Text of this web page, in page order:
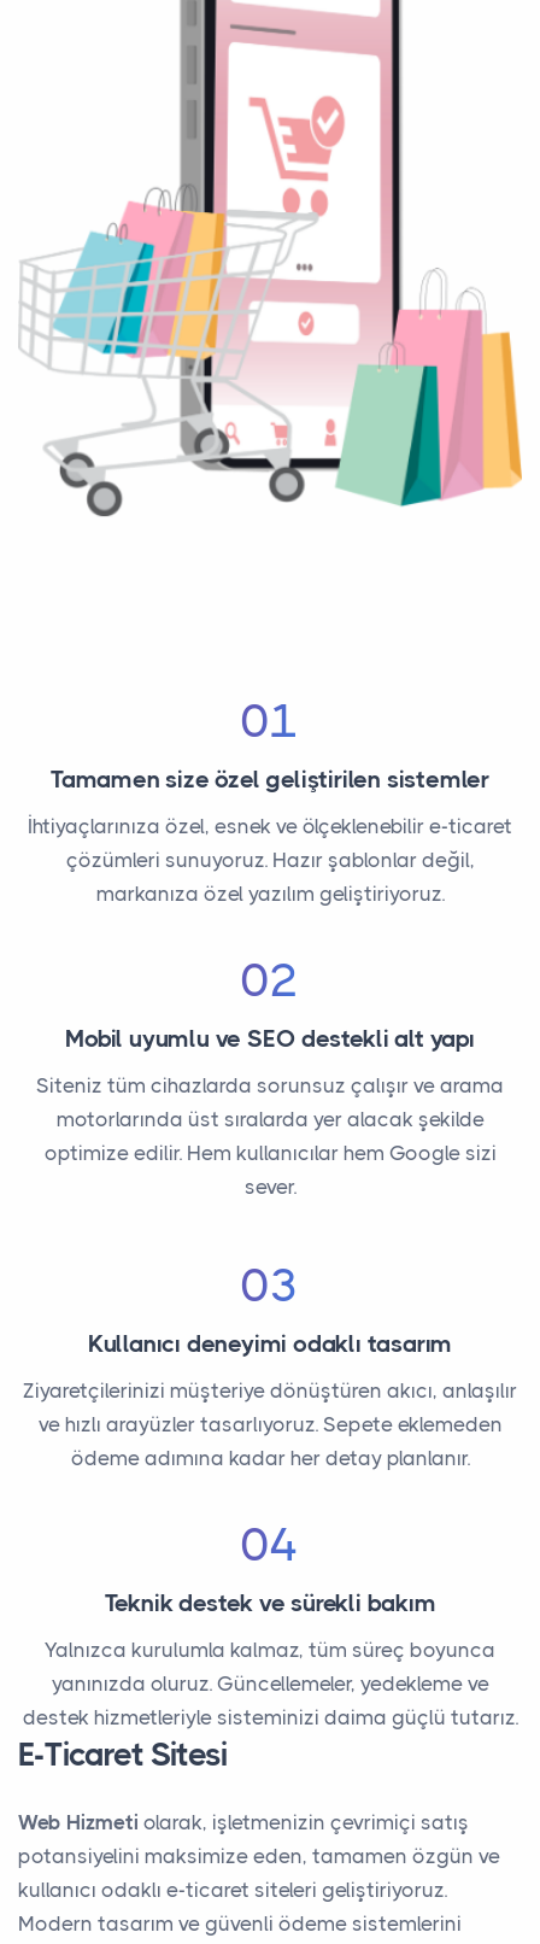
01
Tamamen size özel geliştirilen sistemler
İhtiyaçlarınıza özel, esnek ve ölçeklenebilir e-ticaret
çözümleri sunuyoruz. Hazır şablonlar değil,
markanıza özel yazılım geliştiriyoruz.
02
Mobil uyumlu ve SEO destekli alt yapı
Siteniz tüm cihazlarda sorunsuz çalışır ve arama
motorlarında üst sıralarda yer alacak şekilde
optimize edilir. Hem kullanıcılar hem Google sizi
sever.
03
Kullanıcı deneyimi odaklı tasarım
Ziyaretçilerinizi müşteriye dönüştüren akıcı, anlaşılır
ve hızlı arayüzler tasarlıyoruz. Sepete eklemeden
ödeme adımına kadar her detay planlanır.
04
Teknik destek ve sürekli bakım
Yalnızca kurulumla kalmaz, tüm süreç boyunca
yanınızda oluruz. Güncellemeler, yedekleme ve
destek hizmetleriyle sisteminizi daima güçlü tutarız.
E-Ticaret Sitesi
Web Hizmeti olarak, işletmenizin çevrimiçi satış
potansiyelini maksimize eden, tamamen özgün ve
kullanıcı odaklı e-ticaret siteleri geliştiriyoruz.
Modern tasarım ve güvenli ödeme sistemlerini